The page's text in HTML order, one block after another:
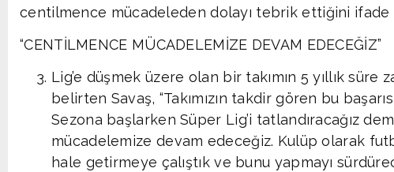
centilmence mücadeleden dolayı tebrik ettiğini ifade
“CENTİLMENCE MÜCADELEMİZE DEVAM EDECEĞİZ”
Lig’e düşmek üzere olan bir takımın 5 yıllık
belirten Savaş, “Takımızın takdir gören bu
Sezona başlarken Süper Lig’i tatlandıracağız
mücadelemize devam edeceğiz. Kulüp olarak
hale getirmeye çalıştık ve bunu yapmayı